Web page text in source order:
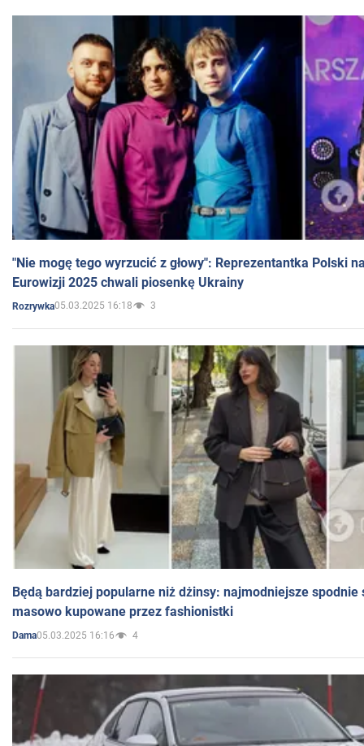
"Nie mogę tego wyrzucić z głowy": Reprezentantka Polski
Eurowizji 2025 chwali piosenkę Ukrainy
Rozrywka05.03.2025 16:18 3
Będą bardziej popularne niż dżinsy: najmodniejsze spodnie
masowo kupowane przez fashionistki
Dama05.03.2025 16:16 4